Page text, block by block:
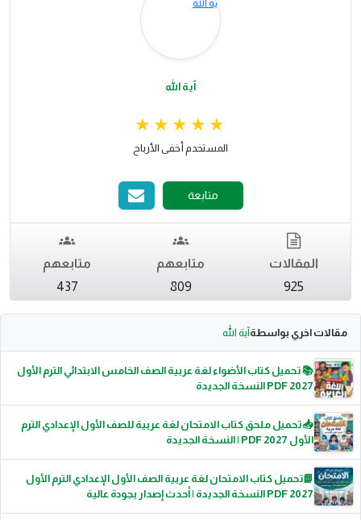
آية الله
المستخدم أخفى الأرباح
متابعة
المقالات
925
متابعهم
809
متابعهم
437
مقالات اخري بواسطةآية الله
📚 تحميل كتاب الأضواء لغة عربية الصف الخامس الابتدائي الترم الأول
2027 PDF النسخة الجديدة
📥 تحميل ملحق كتاب الامتحان لغة عربية للصف الأول الإعدادي الترم
الأول 2027 PDF | النسخة الجديدة
📗تحميل كتاب الامتحان لغة عربية الصف الأول الإعدادي الترم الأول
2027 PDF النسخة الجديدة | أحدث إصدار بجودة عالية